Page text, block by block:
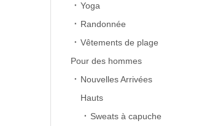
Yoga
Randonnée
Vêtements de plage
Pour des hommes
Nouvelles Arrivées
Hauts
Sweats à capuche